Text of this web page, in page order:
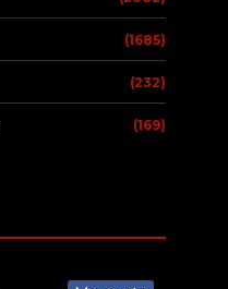
(1685)
(232)
(169)